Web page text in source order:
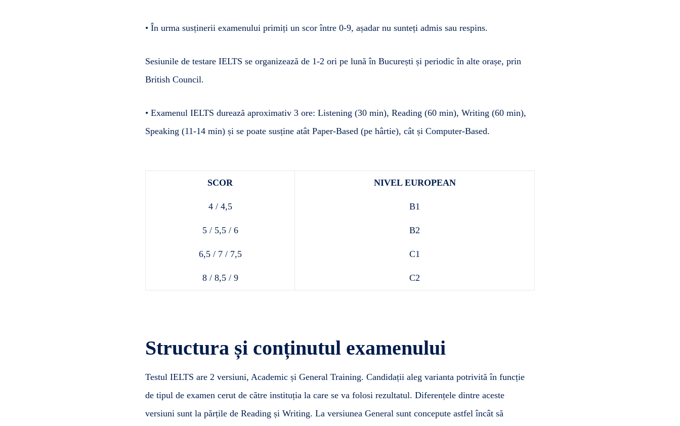
• În urma susținerii examenului primiți un scor între 0-9, așadar nu sunteți admis sau respins.
Sesiunile de testare IELTS se organizează de 1-2 ori pe lună în București și periodic în alte orașe, prin
British Council.
• Examenul IELTS durează aproximativ 3 ore: Listening (30 min), Reading (60 min), Writing (60 min),
Speaking (11-14 min) și se poate susține atât Paper-Based (pe hârtie), cât și Computer-Based.
SCOR NIVEL EUROPEAN
4 / 4,5 B1
5 / 5,5 / 6 B2
6,5 / 7 / 7,5 C1
8 / 8,5 / 9 C2
Structura și conținutul examenului
Testul IELTS are 2 versiuni, Academic și General Training. Candidații aleg varianta potrivită în funcție
de tipul de examen cerut de către instituția la care se va folosi rezultatul. Diferențele dintre aceste
versiuni sunt la părțile de Reading și Writing. La versiunea General sunt concepute astfel încât să